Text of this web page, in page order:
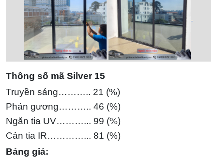
Thông số mã Silver 15
Truyền sáng……….. 21 (%)
Phản gương……….. 46 (%)
Ngăn tia UV………... 99 (%)
Cản tia IR…………... 81 (%)
Bảng giá: